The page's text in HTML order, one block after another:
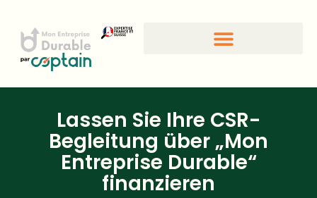
Lassen Sie Ihre CSR-
Begleitung über „Mon
Entreprise Durable“
finanzieren